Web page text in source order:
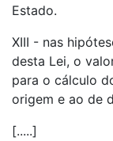
Estado.
XIII - nas
desta Lei, o
para o cálculo
origem e ao de
[.....]